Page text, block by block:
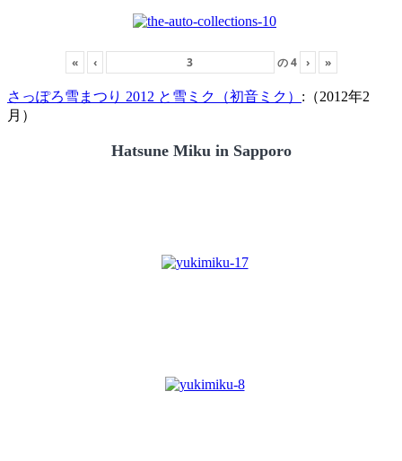
« ‹ の4 › »
さっぽろ雪まつり 2012 と雪ミク（初音ミク） :（2012年2
月）
Hatsune Miku in Sapporo